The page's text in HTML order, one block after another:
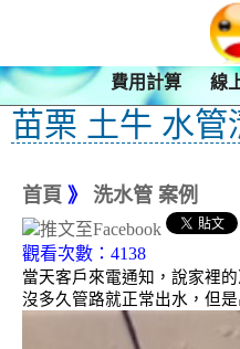
費用計算 線
苗栗 土牛 水管
首頁 》 洗水管 案例
觀看次數：4138
當天客戶來電通知，說家裡
沒多久管路就正常出水，但